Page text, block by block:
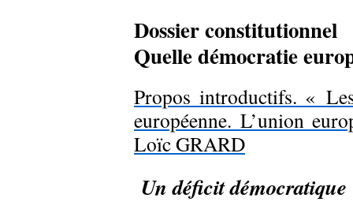
Dossier constitutionnel
Quelle démocratie
Propos introductifs. «
européenne. L’union
Loïc GRARD
Un déficit